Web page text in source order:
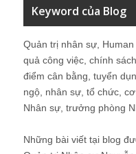
Keyword của Blog
Quản trị nhân sự,
quả công việc, chính
điểm cân bằng, tuyển
ngộ, nhân sự, tổ chức,
Nhân sự, trưởng phòng
Những bài viết tại blog